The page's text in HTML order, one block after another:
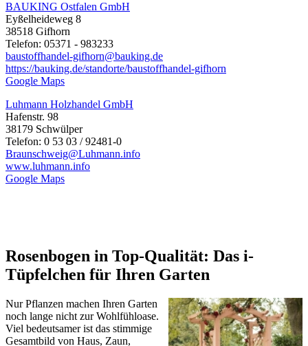
BAUKING Ostfalen GmbH
Eyßelheideweg 8
38518 Gifhorn
Telefon: 05371 - 983233
baustoffhandel-gifhorn@bauking.de
https://bauking.de/standorte/baustoffhandel-gifhorn
Google Maps
Luhmann Holzhandel GmbH
Hafenstr. 98
38179 Schwülper
Telefon: 0 53 03 / 92481-0
Braunschweig@Luhmann.info
www.luhmann.info
Google Maps
Rosenbogen in Top-Qualität: Das i-
Tüpfelchen für Ihren Garten
Nur Pflanzen machen Ihren Garten
noch lange nicht zur Wohlfühloase.
Viel bedeutsamer ist das stimmige
Gesamtbild von Haus, Zaun,